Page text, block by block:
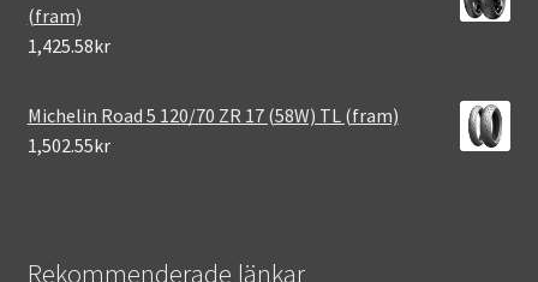
(fram)
1,425.58kr
Michelin Road 5 120/70 ZR 17 (58W) TL (fram)
1,502.55kr
Rekommenderade länkar